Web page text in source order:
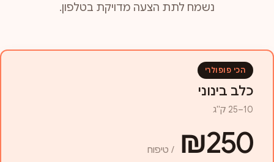
נשמח לתת הצעה מדויקת בטלפון.
הכי פופולרי
כלב בינוני
10–25 ק"ג
₪250 / טיפוח